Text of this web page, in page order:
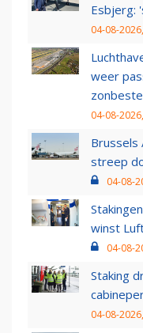
Esbjerg:
04-08-
weer
04-08-
Brussels
streep
04-08-
winst
04-08-
Staking
04-08-